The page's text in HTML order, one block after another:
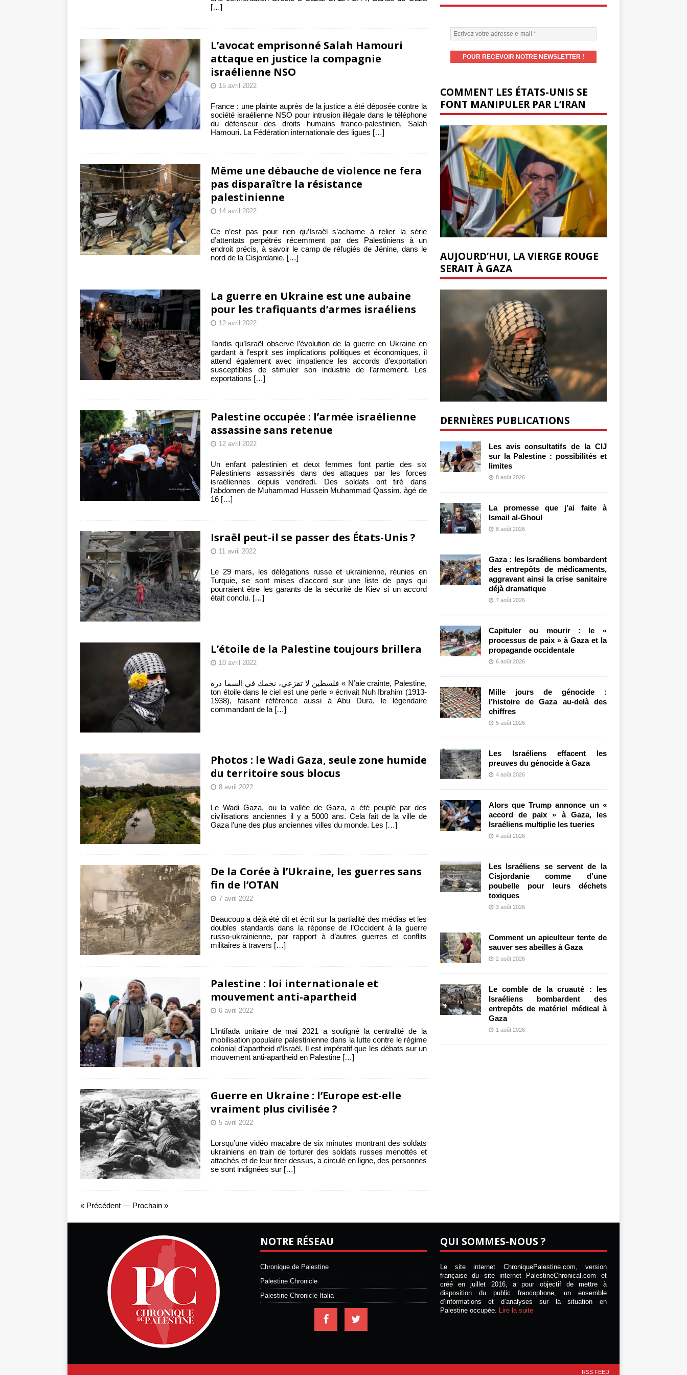
[…]
L’avocat emprisonné Salah Hamouri
attaque en justice la compagnie
israélienne NSO
15 avril 2022
France : une plainte auprès de la justice a été déposée contre la
société israélienne NSO pour intrusion illégale dans le téléphone
du défenseur des droits humains franco-palestinien, Salah
Hamouri. La Fédération internationale des ligues […]
Même une débauche de violence ne fera
pas disparaître la résistance
palestinienne
14 avril 2022
Ce n’est pas pour rien qu’Israël s’acharne à relier la série
d’attentats perpétrés récemment par des Palestiniens à un
endroit précis, à savoir le camp de réfugiés de Jénine, dans le
nord de la Cisjordanie. […]
La guerre en Ukraine est une aubaine
pour les trafiquants d’armes israéliens
12 avril 2022
Tandis qu’Israël observe l’évolution de la guerre en Ukraine en
gardant à l’esprit ses implications politiques et économiques, il
attend également avec impatience les accords d’exportation
susceptibles de stimuler son industrie de l’armement. Les
exportations […]
Palestine occupée : l’armée israélienne
assassine sans retenue
12 avril 2022
Un enfant palestinien et deux femmes font partie des six
Palestiniens assassinés dans des attaques par les forces
israéliennes depuis vendredi. Des soldats ont tiré dans
l’abdomen de Muhammad Hussein Muhammad Qassim, âgé de
16 […]
Israël peut-il se passer des États-Unis ?
11 avril 2022
Le 29 mars, les délégations russe et ukrainienne, réunies en
Turquie, se sont mises d’accord sur une liste de pays qui
pourraient être les garants de la sécurité de Kiev si un accord
était conclu. […]
L’étoile de la Palestine toujours brillera
10 avril 2022
فلسطين لا تفزعي، نجمك في السما درة « N’aie crainte, Palestine,
ton étoile dans le ciel est une perle » écrivait Nuh Ibrahim (1913-
1938), faisant référence aussi à Abu Dura, le légendaire
commandant de la […]
Photos : le Wadi Gaza, seule zone humide
du territoire sous blocus
8 avril 2022
Le Wadi Gaza, ou la vallée de Gaza, a été peuplé par des
civilisations anciennes il y a 5000 ans. Cela fait de la ville de
Gaza l’une des plus anciennes villes du monde. Les […]
De la Corée à l’Ukraine, les guerres sans
fin de l’OTAN
7 avril 2022
Beaucoup a déjà été dit et écrit sur la partialité des médias et les
doubles standards dans la réponse de l’Occident à la guerre
russo-ukrainienne, par rapport à d’autres guerres et conflits
militaires à travers […]
Palestine : loi internationale et
mouvement anti-apartheid
6 avril 2022
L’Intifada unitaire de mai 2021 a souligné la centralité de la
mobilisation populaire palestinienne dans la lutte contre le régime
colonial d’apartheid d’Israël. Il est impératif que les débats sur un
mouvement anti-apartheid en Palestine […]
Guerre en Ukraine : l’Europe est-elle
vraiment plus civilisée ?
5 avril 2022
Lorsqu’une vidéo macabre de six minutes montrant des soldats
ukrainiens en train de torturer des soldats russes menottés et
attachés et de leur tirer dessus, a circulé en ligne, des personnes
se sont indignées sur […]
« Précédent — Prochain »
COMMENT LES ÉTATS-UNIS SE
FONT MANIPULER PAR L’IRAN
AUJOURD’HUI, LA VIERGE ROUGE
SERAIT À GAZA
DERNIÈRES PUBLICATIONS
Les avis consultatifs de la CIJ
sur la Palestine : possibilités et
limites
8 août 2026
La promesse que j’ai faite à
Ismail al-Ghoul
8 août 2026
Gaza : les Israéliens bombardent
des entrepôts de médicaments,
aggravant ainsi la crise sanitaire
déjà dramatique
7 août 2026
Capituler ou mourir : le «
processus de paix » à Gaza et la
propagande occidentale
6 août 2026
Mille jours de génocide :
l’histoire de Gaza au-delà des
chiffres
5 août 2026
Les Israéliens effacent les
preuves du génocide à Gaza
4 août 2026
Alors que Trump annonce un «
accord de paix » à Gaza, les
Israéliens multiplie les tueries
4 août 2026
Les Israéliens se servent de la
Cisjordanie comme d’une
poubelle pour leurs déchets
toxiques
3 août 2026
Comment un apiculteur tente de
sauver ses abeilles à Gaza
2 août 2026
Le comble de la cruauté : les
Israéliens bombardent des
entrepôts de matériel médical à
Gaza
1 août 2026
NOTRE RÉSEAU
Chronique de Palestine
Palestine Chronicle
Palestine Chronicle Italia
QUI SOMMES-NOUS ?
Le site internet ChroniquePalestine.com, version
française du site internet PalestineChronical.com et
créé en juillet 2016, a pour objectif de mettre à
disposition du public francophone, un ensemble
d’informations et d’analyses sur la situation en
Palestine occupée.
Lire la suite
RSS FEED